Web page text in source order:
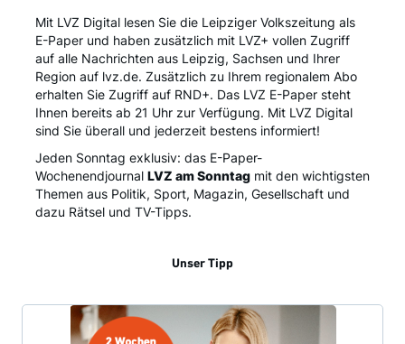
Mit LVZ Digital lesen Sie die Leipziger Volkszeitung als
E-Paper und haben zusätzlich mit LVZ+ vollen Zugriff
auf alle Nachrichten aus Leipzig, Sachsen und Ihrer
Region auf lvz.de. Zusätzlich zu Ihrem regionalem Abo
erhalten Sie Zugriff auf RND+. Das LVZ E-Paper steht
Ihnen bereits ab 21 Uhr zur Verfügung. Mit LVZ Digital
sind Sie überall und jederzeit bestens informiert!
Jeden Sonntag exklusiv: das E-Paper-
Wochenendjournal LVZ am Sonntag mit den wichtigsten
Themen aus Politik, Sport, Magazin, Gesellschaft und
dazu Rätsel und TV-Tipps.
Unser Tipp